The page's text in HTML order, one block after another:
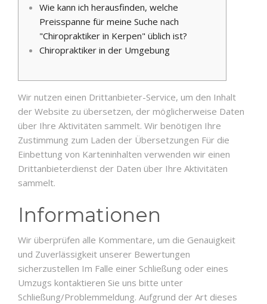
Wie kann ich herausfinden, welche
Preisspanne für meine Suche nach
"Chiropraktiker in Kerpen" üblich ist?
Chiropraktiker in der Umgebung
Wir nutzen einen Drittanbieter-Service, um den Inhalt
der Website zu übersetzen, der möglicherweise Daten
über Ihre Aktivitäten sammelt. Wir benötigen Ihre
Zustimmung zum Laden der Übersetzungen Für die
Einbettung von Karteninhalten verwenden wir einen
Drittanbieterdienst der Daten über Ihre Aktivitäten
sammelt.
Informationen
Wir überprüfen alle Kommentare, um die Genauigkeit
und Zuverlässigkeit unserer Bewertungen
sicherzustellen Im Falle einer Schließung oder eines
Umzugs kontaktieren Sie uns bitte unter
Schließung/Problemmeldung. Aufgrund der Art dieses